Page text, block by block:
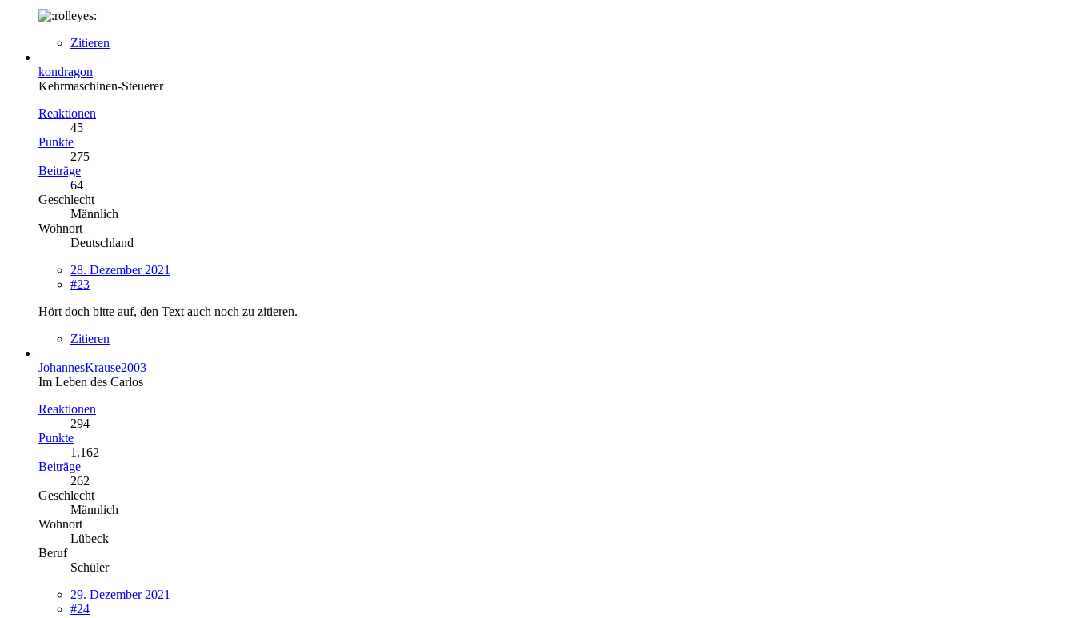
Zitieren
kondragon
Kehrmaschinen-Steuerer
Reaktionen
45
Punkte
275
Beiträge
64
Geschlecht
Männlich
Wohnort
Deutschland
28. Dezember 2021
#23
Hört doch bitte auf, den Text auch noch zu zitieren.
Zitieren
JohannesKrause2003
Im Leben des Carlos
Reaktionen
294
Punkte
1.162
Beiträge
262
Geschlecht
Männlich
Wohnort
Lübeck
Beruf
Schüler
29. Dezember 2021
#24